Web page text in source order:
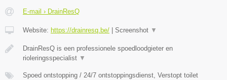
E-mail › DrainResQ
Website: https://drainresq.be/ | Screenshot ▼
DrainResQ is een professionele spoedloodgieter en
rioleringsspecialist ▼
Spoed ontstopping / 24/7 ontstoppingsdienst, Verstopt toilet